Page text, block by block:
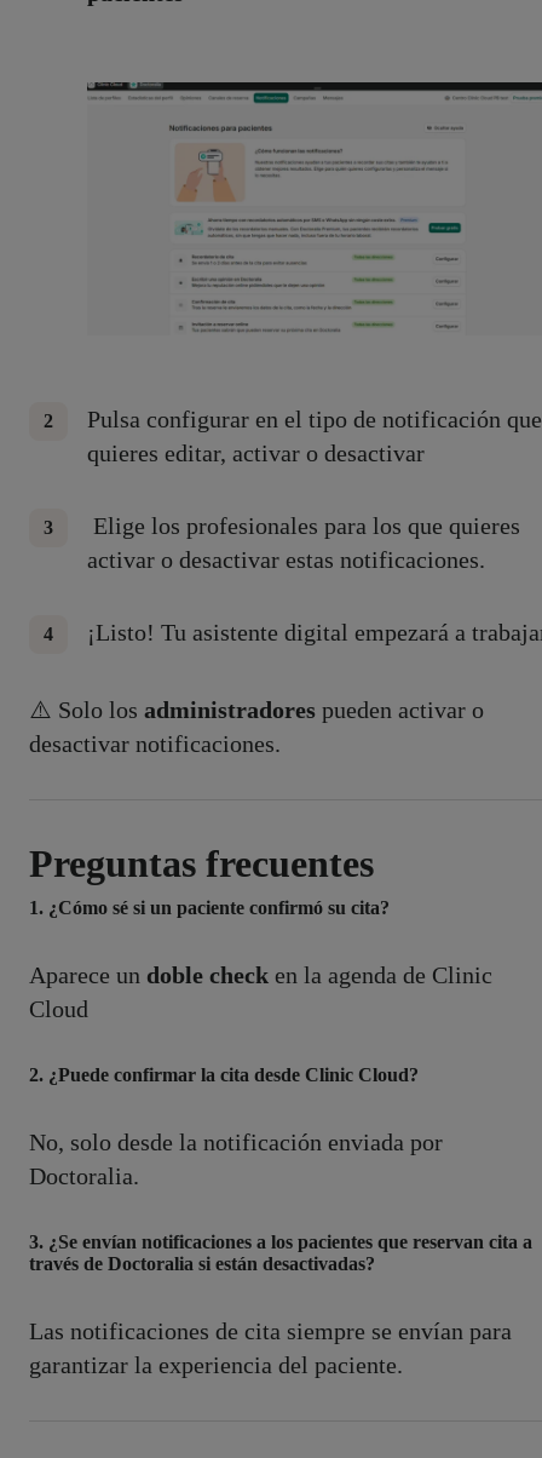
Pulsa configurar en el tipo de notificación que
quieres editar, activar o desactivar
Elige los profesionales para los que quieres
activar o desactivar estas notificaciones.
¡Listo! Tu asistente digital empezará a
⚠️ Solo los administradores pueden activar o
desactivar notificaciones.
Preguntas frecuentes
1. ¿Cómo sé si un paciente confirmó su cita?
Aparece un doble check en la agenda de Clinic
Cloud
2. ¿Puede confirmar la cita desde Clinic Cloud?
No, solo desde la notificación enviada por
Doctoralia.
3. ¿Se envían notificaciones a los pacientes que reservan cita a
través de Doctoralia si están desactivadas?
Las notificaciones de cita siempre se envían para
garantizar la experiencia del paciente.